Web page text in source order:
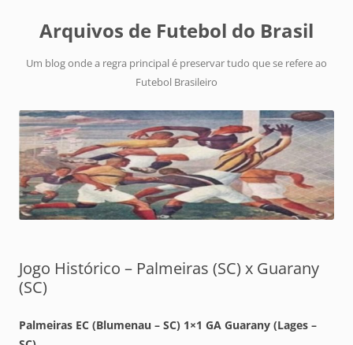
Arquivos de Futebol do Brasil
Um blog onde a regra principal é preservar tudo que se refere ao
Futebol Brasileiro
Jogo Histórico – Palmeiras (SC) x Guarany
(SC)
Palmeiras EC (Blumenau – SC) 1×1 GA Guarany (Lages –